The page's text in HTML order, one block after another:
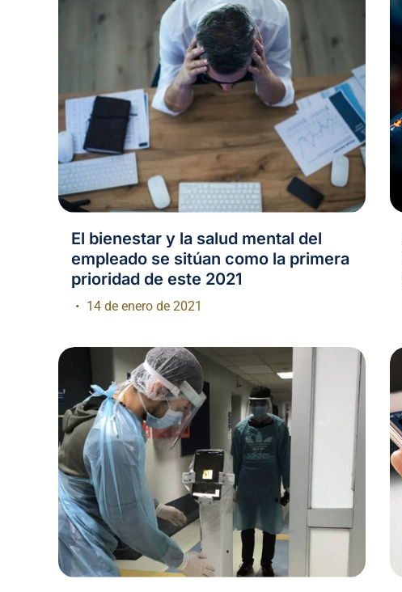
El bienestar y la salud mental del
empleado se sitúan como la primera
prioridad de este 2021
14 de enero de 2021